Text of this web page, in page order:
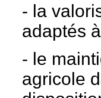
- la
adaptés
- le
agricole